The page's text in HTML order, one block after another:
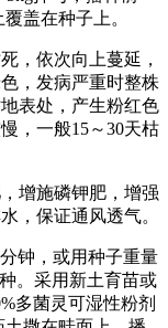
盖在种子上。
依次向上蔓延，
，发病严重时整株
表处，产生粉红色
，一般15～30天枯
增施磷钾肥，增强
，保证通风透气。
，或用种子重量
。采用新土育苗或
多菌灵可湿性粉剂